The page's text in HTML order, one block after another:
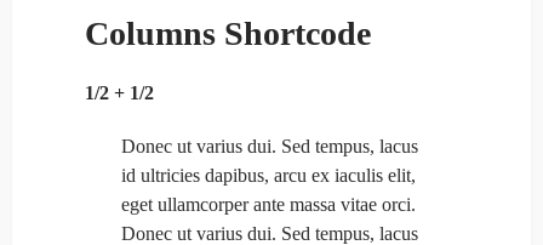
Columns Shortcode
1/2 + 1/2
Donec ut varius dui. Sed tempus, lacus
id ultricies dapibus, arcu ex iaculis elit,
eget ullamcorper ante massa vitae orci.
Donec ut varius dui. Sed tempus, lacus